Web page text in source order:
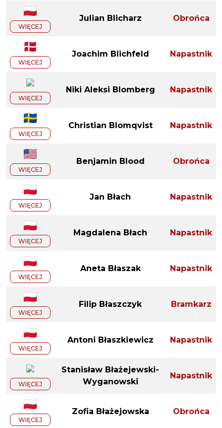
WIĘCEJ
Julian Blicharz Obrońca
WIĘCEJ
Joachim Blichfeld Napastnik
WIĘCEJ
Niki Aleksi Blomberg Napastnik
WIĘCEJ
Christian Blomqvist Napastnik
WIĘCEJ
Benjamin Blood Obrońca
WIĘCEJ
Jan Błach Napastnik
WIĘCEJ
Magdalena Błach Napastnik
WIĘCEJ
Aneta Błaszak Napastnik
WIĘCEJ
Filip Błaszczyk Bramkarz
WIĘCEJ
Antoni Błaszkiewicz Napastnik
WIĘCEJ
Stanisław Błażejewski-
Wyganowski
Napastnik
WIĘCEJ
Zofia Błażejowska Obrońca